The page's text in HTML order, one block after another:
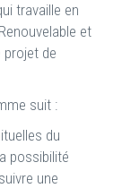
travaille en
et
projet de
suit :
du
possibilité
une